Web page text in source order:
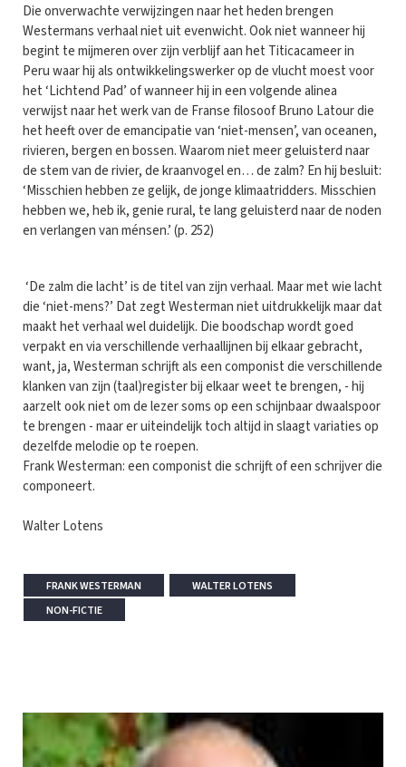
Die onverwachte verwijzingen naar het heden brengen
Westermans verhaal niet uit evenwicht. Ook niet wanneer hij
begint te mijmeren over zijn verblijf aan het Titicacameer in
Peru waar hij als ontwikkelingswerker op de vlucht moest voor
het ‘Lichtend Pad’ of wanneer hij in een volgende alinea
verwijst naar het werk van de Franse filosoof Bruno Latour die
het heeft over de emancipatie van ‘niet-mensen’, van oceanen,
rivieren, bergen en bossen. Waarom niet meer geluisterd naar
de stem van de rivier, de kraanvogel en… de zalm? En hij besluit:
‘Misschien hebben ze gelijk, de jonge klimaatridders. Misschien
hebben we, heb ik, genie rural, te lang geluisterd naar de noden
en verlangen van ménsen.’ (p. 252)
‘De zalm die lacht’ is de titel van zijn verhaal. Maar met wie lacht
die ‘niet-mens?’ Dat zegt Westerman niet uitdrukkelijk maar dat
maakt het verhaal wel duidelijk. Die boodschap wordt goed
verpakt en via verschillende verhaallijnen bij elkaar gebracht,
want, ja, Westerman schrijft als een componist die verschillende
klanken van zijn (taal)register bij elkaar weet te brengen, - hij
aarzelt ook niet om de lezer soms op een schijnbaar dwaalspoor
te brengen - maar er uiteindelijk toch altijd in slaagt variaties op
dezelfde melodie op te roepen.
Frank Westerman: een componist die schrijft of een schrijver die
componeert.
Walter Lotens
FRANK WESTERMAN
WALTER LOTENS
NON-FICTIE